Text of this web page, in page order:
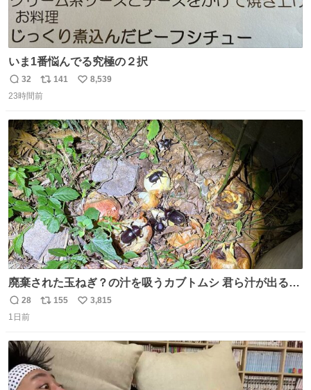
いま1番悩んでる究極の２択
返
信
32
リ
ポ
ト
数
141
い
数
8,539
23時間前
廃棄された玉ねぎ？の汁を吸うカブトムシ 君ら汁が出る植
物ならなんでもいいのかよ… まあ害虫だよねこりゃ 他には
カナブンや黒ゴキが来ていた
返
信
28
リ
ト
数
155
い
数
3,815
1日前